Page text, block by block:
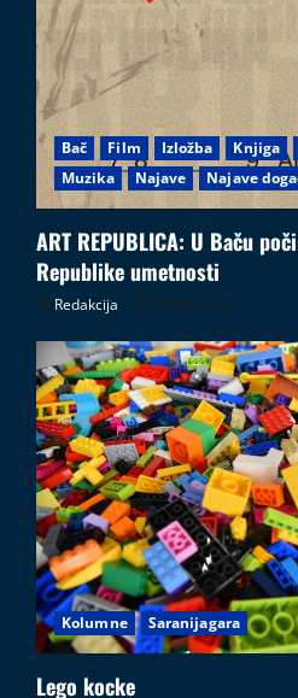
Bač Film Izložba Knjiga
Muzika
Najave Najave
ART REPUBLICA: U Baču
Republike umetnosti
Redakcija 05.08.2026
Kolumne Saranijagara
Lego kocke